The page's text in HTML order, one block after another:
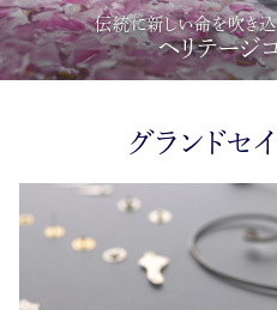
伝統に新しい命を吹き
ヘリテージ
グランドセ